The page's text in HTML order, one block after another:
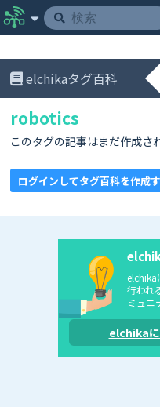
elchikaタグ百科
robotics
このタグの記事はまだ作成さ
ログインしてタグ百科を作成
elchika
行われ
ミュニ
elchikaに